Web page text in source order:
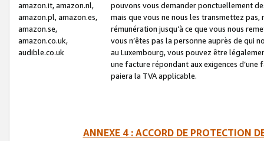
amazon.it, amazon.nl,
amazon.pl, amazon.es,
amazon.se,
amazon.co.uk,
audible.co.uk
pouvons vous demander ponctuellement
mais que vous ne nous les transmettez
rémunération jusqu’à ce que vous nous
vous n’êtes pas la personne auprès de qui
au Luxembourg, vous pouvez être
une facture répondant aux exigences
paiera la TVA applicable.
ANNEXE 4 : ACCORD DE PROTECTION